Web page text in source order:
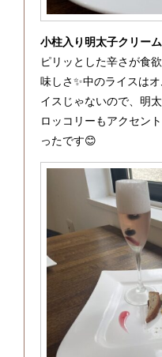
小柱入り明太子クリー
ピリッとした辛さが食
味しさ✨中のライスは
イスじゃないので、明
ロッコリーもアクセン
ったです😊